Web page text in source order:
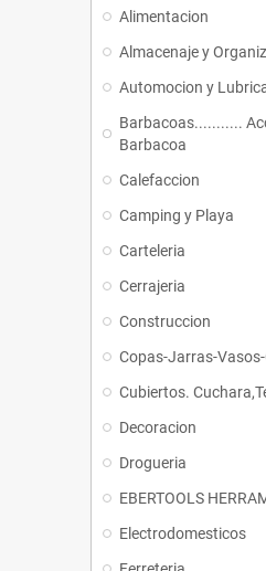
Alimentacion
Almacenaje y
Automocion y
Barbacoas...........
Barbacoa
Calefaccion
Camping y Playa
Carteleria
Cerrajeria
Construccion
Copas-Jarras-
Cubiertos.
Decoracion
Drogueria
EBERTOOLS
Electrodomesticos